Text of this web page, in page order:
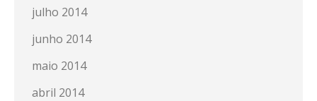
julho 2014
junho 2014
maio 2014
abril 2014